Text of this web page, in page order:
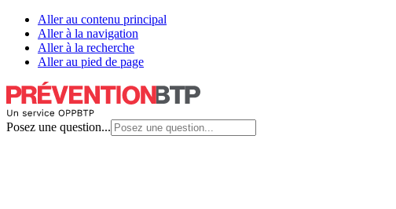
Aller au contenu principal
Aller à la navigation
Aller à la recherche
Aller au pied de page
Posez une question...